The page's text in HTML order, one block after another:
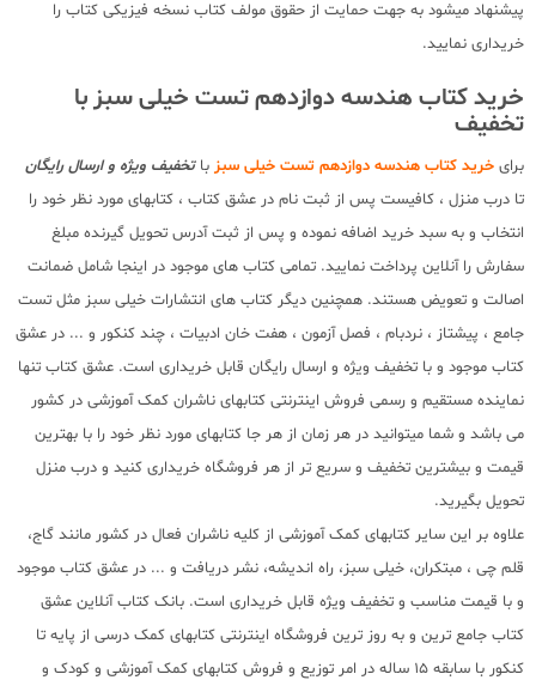
پیشنهاد میشود به جهت حمایت از حقوق مولف کتاب نسخه فیزیکی کتاب را
خریداری نمایید.
خرید کتاب هندسه دوازدهم تست خیلی سبز با
تخفیف
برای خرید کتاب هندسه دوازدهم تست خیلی سبز باتخفیف ویژه و ارسال رایگان
تا درب منزل ، کافیست پس از ثبت نام در عشق کتاب ، کتابهای مورد نظر خود را
انتخاب و به سبد خرید اضافه نموده و پس از ثبت آدرس تحویل گیرنده مبلغ
سفارش را آنلاین پرداخت نمایید. تمامی کتاب های موجود در اینجا شامل ضمانت
اصالت و تعویض هستند. همچنین دیگر کتاب های انتشارات خیلی سبز مثل تست
جامع ، پیشتاز ، نردبام ، فصل آزمون ، هفت خان ادبیات ، چند کنکور و ... در عشق
کتاب موجود و با تخفیف ویژه و ارسال رایگان قابل خریداری است. عشق کتاب تنها
نماینده مستقیم و رسمی فروش اینترنتی کتابهای ناشران کمک آموزشی در کشور
می باشد و شما میتوانید در هر زمان از هر جا کتابهای مورد نظر خود را با بهترین
قیمت و بیشترین تخفیف و سریع تر از هر فروشگاه خریداری کنید و درب منزل
تحویل بگیرید.
علاوه بر این سایر کتابهای کمک آموزشی از کلیه ناشران فعال در کشور مانند گاج،
قلم چی ، مبتکران، خیلی سبز، راه اندیشه، نشر دریافت و ... در عشق کتاب موجود
و با قیمت مناسب و تخفیف ویژه قابل خریداری است. بانک کتاب آنلاین عشق
کتاب جامع ترین و به روز ترین فروشگاه اینترنتی کتابهای کمک درسی از پایه تا
کنکور با سابقه 15 ساله در امر توزیع و فروش کتابهای کمک آموزشی و کودک و